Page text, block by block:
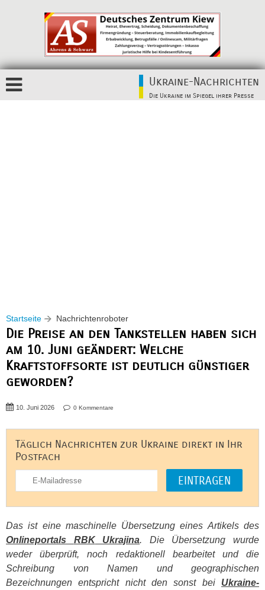
Ukraine-Nachrichten
Die Ukraine im Spiegel ihrer Presse
Startseite Nachrichtenroboter
Die Preise an den Tankstellen haben sich
am 10. Juni geändert: Welche
Kraftstoffsorte ist deutlich günstiger
geworden?
10. Juni 2026 0 Kommentare
Täglich Nachrichten zur Ukraine direkt in Ihr
Postfach
Das ist eine maschinelle Übersetzung eines Artikels des
Onlineportals RBKUkrajina. Die Übersetzung wurde
weder überprüft, noch redaktionell bearbeitet und die
Schreibung von Namen und geographischen
Bezeichnungen entspricht nicht den sonst bei Ukraine-